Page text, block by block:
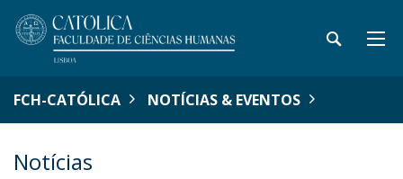
FCH-CATÓLICA NOTÍCIAS & EVENTOS
Notícias